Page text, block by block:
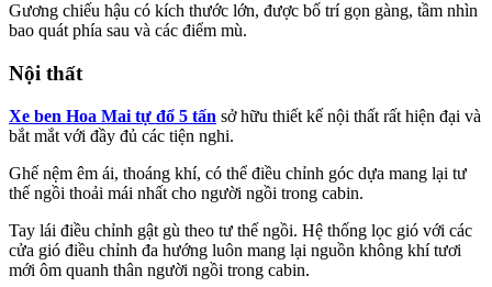
Gương chiếu hậu có kích thước lớn, được bố trí gọn gàng, tầm nhìn
bao quát phía sau và các điểm mù.
Nội thất
Xe ben Hoa Mai tự đổ 5 tấn sở hữu thiết kế nội thất rất hiện đại và
bắt mắt với đầy đủ các tiện nghi.
Ghế nệm êm ái, thoáng khí, có thể điều chỉnh góc dựa mang lại tư
thế ngồi thoải mái nhất cho người ngồi trong cabin.
Tay lái điều chỉnh gật gù theo tư thế ngồi. Hệ thống lọc gió với các
cửa gió điều chỉnh đa hướng luôn mang lại nguồn không khí tươi
mới ôm quanh thân người ngồi trong cabin.